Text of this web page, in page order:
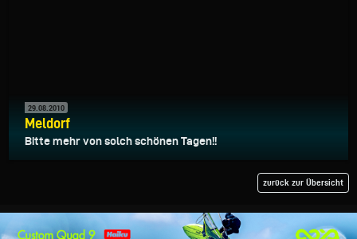
29.08.2010
Meldorf
Bitte mehr von solch schönen Tagen!!
zurück zur Übersicht